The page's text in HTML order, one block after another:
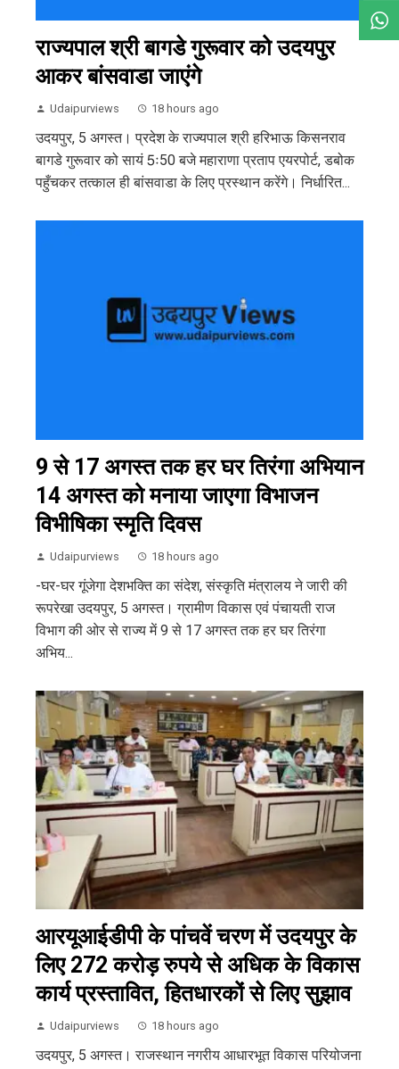
राज्यपाल श्री बागडे गुरूवार को उदयपुर
आकर बांसवाडा जाएंगे
Udaipurviews 18 hours ago
उदयपुर, 5 अगस्त। प्रदेश के राज्यपाल श्री हरिभाऊ किसनराव
बागडे गुरूवार को सायं 5ः50 बजे महाराणा प्रताप एयरपोर्ट, डबोक
पहुँचकर तत्काल ही बांसवाडा के लिए प्रस्थान करेंगे। निर्धारित...
9 से 17 अगस्त तक हर घर तिरंगा अभियान
14 अगस्त को मनाया जाएगा विभाजन
विभीषिका स्मृति दिवस
Udaipurviews 18 hours ago
-घर-घर गूंजेगा देशभक्ति का संदेश, संस्कृति मंत्रालय ने जारी की
रूपरेखा उदयपुर, 5 अगस्त। ग्रामीण विकास एवं पंचायती राज
विभाग की ओर से राज्य में 9 से 17 अगस्त तक हर घर तिरंगा
अभिय...
आरयूआईडीपी के पांचवें चरण में उदयपुर के
लिए 272 करोड़ रुपये से अधिक के विकास
कार्य प्रस्तावित, हितधारकों से लिए सुझाव
Udaipurviews 18 hours ago
उदयपुर, 5 अगस्त। राजस्थान नगरीय आधारभूत विकास परियोजना